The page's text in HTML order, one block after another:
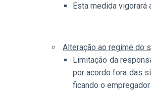
Esta medida
Alteração ao regime do
Limitação da
por acordo fora das
ficando o